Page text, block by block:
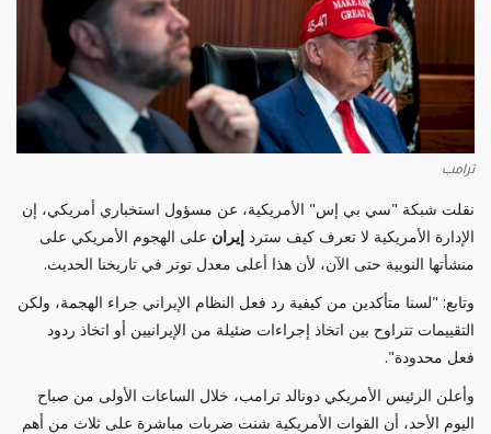
ترامب
نقلت شبكة "سي بي إس" الأمريكية، عن مسؤول استخباري أمريكي، إن
الإدارة الأمريكية لا تعرف كيف سترد إيران على الهجوم الأمريكي على
منشأتها النويية حتى الآن، لأن هذا أعلى معدل توتر في تاريخنا الحديث.
وتابع: "لسنا متأكدين من كيفية رد فعل النظام الإيراني جراء الهجمة، ولكن
التقييمات تتراوح بين اتخاذ إجراءات ضئيلة من الإيرانيين أو اتخاذ ردود
فعل محدودة".
وأعلن الرئيس الأمريكي دونالد ترامب، خلال الساعات الأولى من صباح
اليوم الأحد، أن القوات الأمريكية شنت ضربات مباشرة على ثلاث من أهم